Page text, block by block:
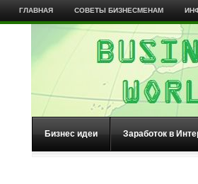
ГЛАВНАЯ СОВЕТЫ БИЗНЕСМЕНАМ
Бизнес идеи Заработок в